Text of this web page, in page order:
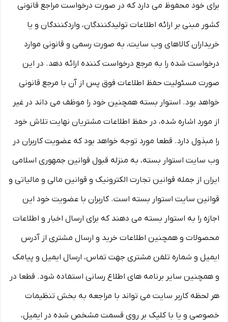
برای خود محفوظ می دارد که در صورت درخواست مراجع قانونی
کشور مبنی بر ارائه اطلاعات تولیدکنندگان، واردکنندگان و یا
خریداران کالاهای وب سایت، به صورت رسمی و قانونی موارد
درخواست شده را به مرجع درخواست کننده ارائه دهد. در این
صورت مسئولیت حفظ اطلاعات فوق پس از آن با مرجع قانونی
خواهد بود. استوار بسته همچنین خود را موظف می داند در غیر
از مورد اشاره شده، در حفظ اطلاعات مشتریان نهایت تلاش خود
را مبذول دارد. قطعا مورد توجه خواهد بود که عضویت کاربران در
وب سایت استوار بسته، به منزله قبول قوانین جمهوری اسلامی
ایران از جمله قوانین تجارت الکترونیک و قوانین مالی و مالیاتی و
قوانین سایت استوار بسته است. کاربران با عضویت خود این
اجازه را به استوار بسته می دهند که برای ارسال اخبار و اطلاعات
محصولات و همچنین اطلاعات خرید و ارسال مشتری از آدرس
ایمیل و شماره تلفن مشتری جهت تماس، ارسال ایمیل و پیامک
و همچنین سایر برنامه های اطلاع رسانی استفاده شود. قطعا در
هر لحظه کاربر سایت می تواند با مراجعه به بخش تنظیمات
خصوصی و یا با کلیک بر روی قسمت مشخص شده در ایمیل،